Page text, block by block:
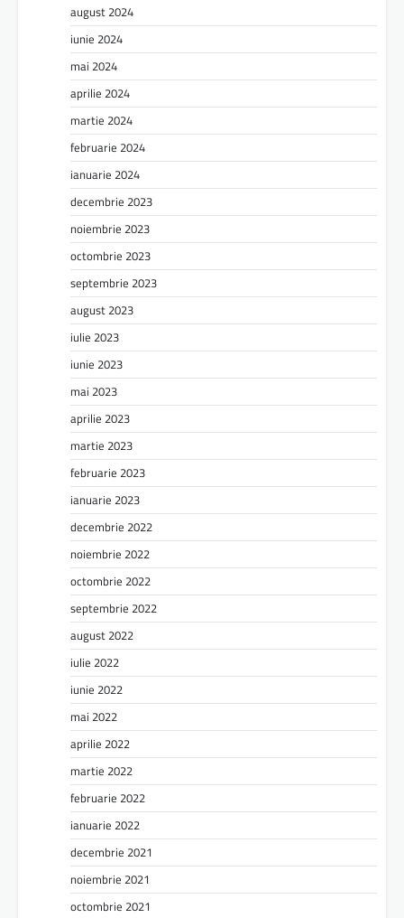
august 2024
iunie 2024
mai 2024
aprilie 2024
martie 2024
februarie 2024
ianuarie 2024
decembrie 2023
noiembrie 2023
octombrie 2023
septembrie 2023
august 2023
iulie 2023
iunie 2023
mai 2023
aprilie 2023
martie 2023
februarie 2023
ianuarie 2023
decembrie 2022
noiembrie 2022
octombrie 2022
septembrie 2022
august 2022
iulie 2022
iunie 2022
mai 2022
aprilie 2022
martie 2022
februarie 2022
ianuarie 2022
decembrie 2021
noiembrie 2021
octombrie 2021